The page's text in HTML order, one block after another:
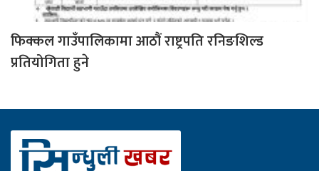
फिक्कल गाउँपालिकामा आठौं राष्ट्रपति रनिङशिल्ड
प्रतियोगिता हुने